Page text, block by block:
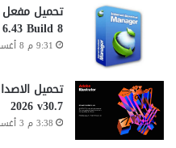
6.43 Build 8
9:31 م 8 أغسطس، 2026
2026 v30.7
3:38 م 3 أغسطس، 2026